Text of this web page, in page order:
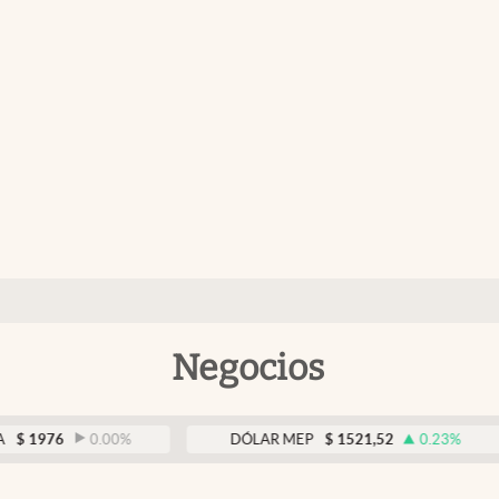
Negocios
0.00% DÓLAR MEP $ 1521,52 0.23%